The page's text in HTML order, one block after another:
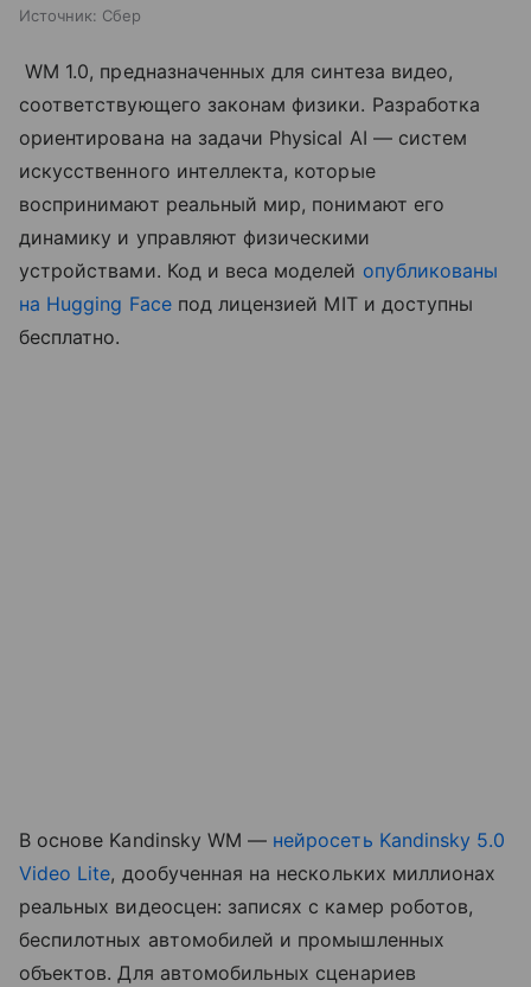
Источник: Сбер
WM 1.0, предназначенных для синтеза видео,
соответствующего законам физики. Разработка
ориентирована на задачи Physical AI — систем
искусственного интеллекта, которые
воспринимают реальный мир, понимают его
динамику и управляют физическими
устройствами. Код и веса моделей опубликованы
на Hugging Faceпод лицензией MIT и доступны
бесплатно.
В основе Kandinsky WM — нейросеть Kandinsky 5.0
Video Lite, дообученная на нескольких миллионах
реальных видеосцен: записях с камер роботов,
беспилотных автомобилей и промышленных
объектов. Для автомобильных сценариев